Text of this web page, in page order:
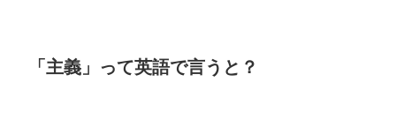
「主義」って英語で言うと？